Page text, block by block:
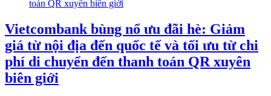
Vietcombank bùng nổ ưu đãi hè: Giảm
giá từ nội địa đến quốc tế và tối ưu từ chi
phí di chuyển đến thanh toán QR xuyên
biên giới